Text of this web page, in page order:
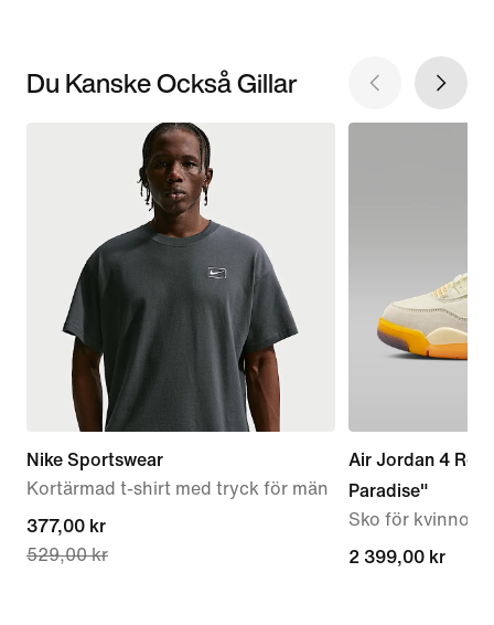
Du Kanske Också Gillar
Nike Sportswear
Kortärmad t-shirt med tryck för män
current
price
377,00 kr
529,00 kr
Air Jordan 4
Paradise"
Sko för kvinnor
2 399,00 kr
2 399,00 kr